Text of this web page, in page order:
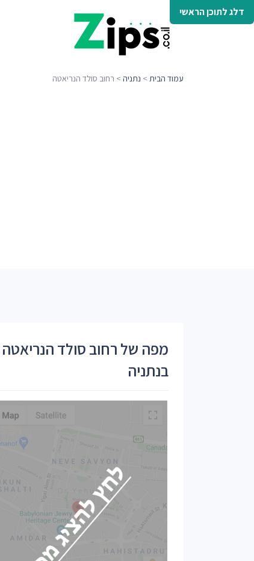
דלג לתוכן הראשי
עמוד הבית > נתניה > רחוב סולד הנריאטה
מפה של רחוב סולד הנריאטה
בנתניה